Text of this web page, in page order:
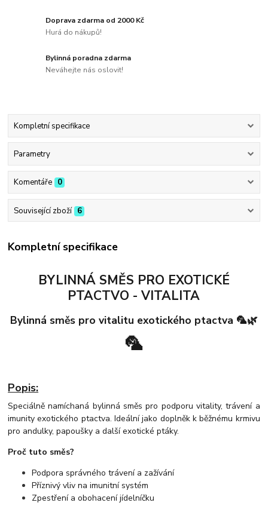
Doprava zdarma od 2000 Kč
Hurá do nákupů!
Bylinná poradna zdarma
Neváhejte nás oslovit!
Kompletní specifikace
Parametry
Komentáře 0
Související zboží 6
Kompletní specifikace
BYLINNÁ SMĚS PRO EXOTICKÉ
PTACTVO - VITALITA
Bylinná směs pro vitalitu exotického ptactva 🦜🌿
🦜
Popis:
Speciálně namíchaná bylinná směs pro podporu vitality, trávení a
imunity exotického ptactva. Ideální jako doplněk k běžnému krmivu
pro andulky, papoušky a další exotické ptáky.
Proč tuto směs?
Podpora správného trávení a zažívání
Příznivý vliv na imunitní systém
Zpestření a obohacení jídelníčku